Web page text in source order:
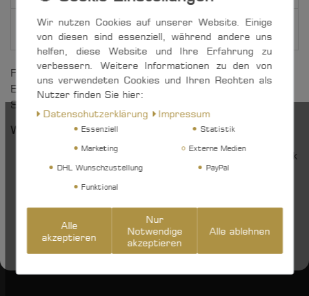
Hersteller
Funktionaler Verklicker mit Gegengewicht aus
Edelstahl Rostfrei und qualitativ hochwertigem
Segeltuch.
Weitere Vorteile auf einen Blick:
»Made in Germany« - hergestellt im eigenen Werk
in Iserlohn, Nordrhein-Westfalen
ständige Qualitätsprüfungen - vor, während und
hervorragendes Preis-/Leistungsverhältnis
Wir nutzen Cookies auf unserer Website. Einige
von diesen sind essenziell, während andere uns
helfen, diese Website und Ihre Erfahrung zu
verbessern. Weitere Informationen zu den von
uns verwendeten Cookies und Ihren Rechten als
Nutzer finden Sie hier:
Daten­schutz­erklärung
Impressum
Essenziell
Statistik
Marketing
Externe Medien
DHL Wunschzustellung
PayPal
Funktional
Alle
akzeptieren
Nur
Notwendige
akzeptieren
Alle ablehnen